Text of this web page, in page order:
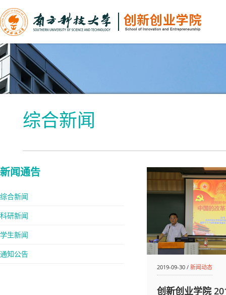
综合新闻
新闻通告
综合新闻
科研新闻
学生新闻
通知公告
2019-09-30 /新闻动态
创新创业学院